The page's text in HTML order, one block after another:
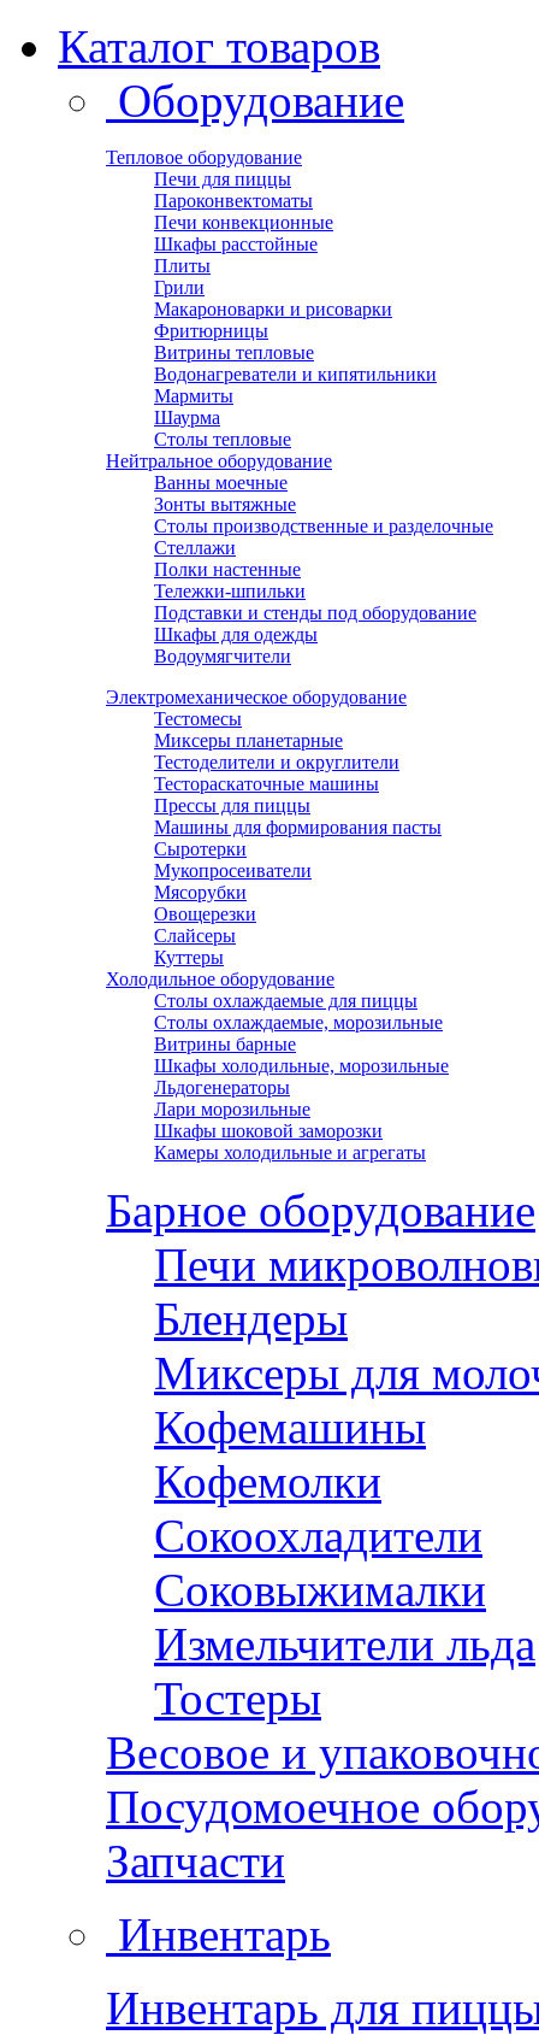
Каталог товаров
Оборудование
Тепловое оборудование
Печи для пиццы
Пароконвектоматы
Печи конвекционные
Шкафы расстойные
Плиты
Грили
Макароноварки и рисоварки
Фритюрницы
Витрины тепловые
Водонагреватели и кипятильники
Мармиты
Шаурма
Столы тепловые
Нейтральное оборудование
Ванны моечные
Зонты вытяжные
Столы производственные и разделочные
Стеллажи
Полки настенные
Тележки-шпильки
Подставки и стенды под оборудование
Шкафы для одежды
Водоумягчители
Электромеханическое оборудование
Тестомесы
Миксеры планетарные
Тестоделители и округлители
Тестораскаточные машины
Прессы для пиццы
Машины для формирования пасты
Сыротерки
Мукопросеиватели
Мясорубки
Овощерезки
Слайсеры
Куттеры
Холодильное оборудование
Столы охлаждаемые для пиццы
Столы охлаждаемые, морозильные
Витрины барные
Шкафы холодильные, морозильные
Льдогенераторы
Лари морозильные
Шкафы шоковой заморозки
Камеры холодильные и агрегаты
Барное оборудование
Печи
Блендеры
Миксеры для
Кофемашины
Кофемолки
Сокоохладители
Соковыжималки
Измельчители льда
Тостеры
Весовое и
Посудомоечное
Запчасти
Инвентарь
Инвентарь для